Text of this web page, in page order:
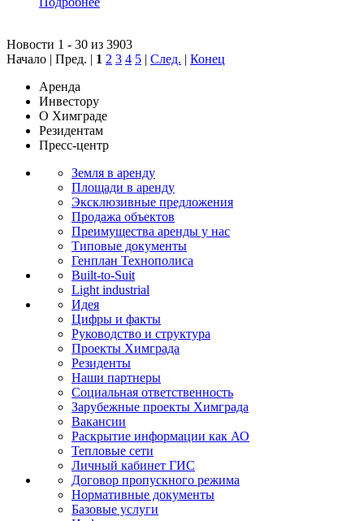
Новости 1 - 30 из 3903
Начало | Пред. | 1 2 3 4 5 | След. | Конец
Аренда
Инвестору
О Химграде
Резидентам
Пресс-центр
Земля в аренду
Площади в аренду
Эксклюзивные предложения
Продажа объектов
Преимущества аренды у нас
Типовые документы
Генплан Технополиса
Built-to-Suit
Light industrial
Идея
Цифры и факты
Руководство и структура
Проекты Химграда
Резиденты
Наши партнеры
Социальная ответственность
Зарубежные проекты Химграда
Вакансии
Раскрытие информации как АО
Тепловые сети
Личный кабинет ГИС
Договор пропускного режима
Нормативные документы
Базовые услуги